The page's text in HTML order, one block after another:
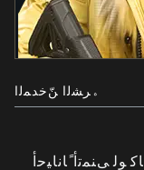
ﮦﺮﺸﻟﺍ ﻦّﺧﺪﻤﻟﺍ
ﻰﻨﻤﺗﺃ ًﺎﻧﺎﻴﺣﺃ